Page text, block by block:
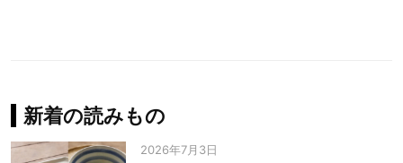
新着の読みもの
2026年7月3日